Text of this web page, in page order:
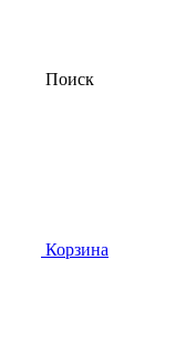
Поиск
Корзина